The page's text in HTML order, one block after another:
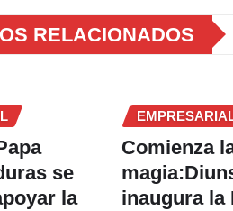
RELACIONADOS
se
la
Comienza
inaugura la